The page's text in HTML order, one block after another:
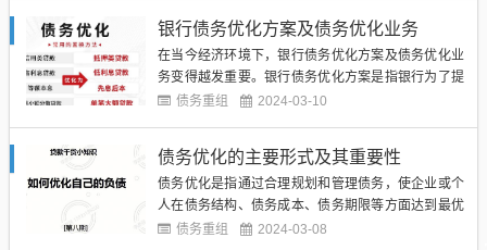
置换等措施，旨在帮助企业更好地管理和偿还债务，
实现财务健康和可持续发展。...
银行债务优化方案及债务优化业务
在当今经济环境下，银行债务优化方案及债务优化业
务变得越发重要。银行债务优化方案是指银行为了提
高负债结构的效率和优化资金利用效率，采取一系列
行债务优化方案包括但不限于：债务重组、债务置
换、债务再融资、债务延期等...
债务重组 2024-03-10
债务优化的主要形式及其重要性
债务优化是指通过合理规划和管理债务，使企业或个
人在债务结构、债务成本、债务期限等方面达到最优
化的状态，以实现财务稳健和效益最大化的目标。债
债务重组 2024-03-08